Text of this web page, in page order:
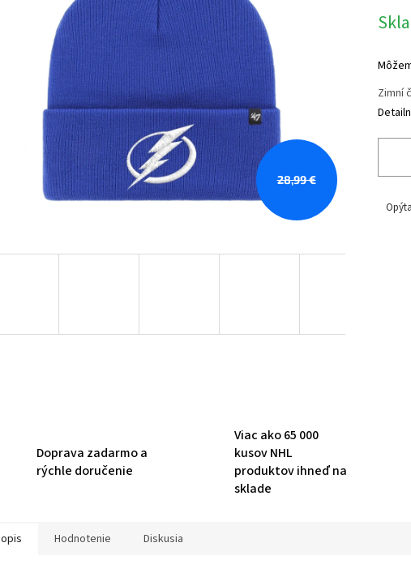
28,99 €
cena:
Zimní
Doprava zadarmo a
rýchle doručenie
Viac ako 65 000
kusov NHL
produktov ihneď na
sklade
Hodnotenie Diskusia